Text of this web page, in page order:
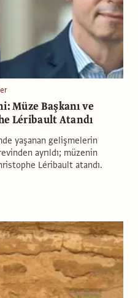
Müze Başkanı ve
Léribault Atandı
yaşanan gelişmelerin
ayrıldı; müzenin
Léribault atandı.